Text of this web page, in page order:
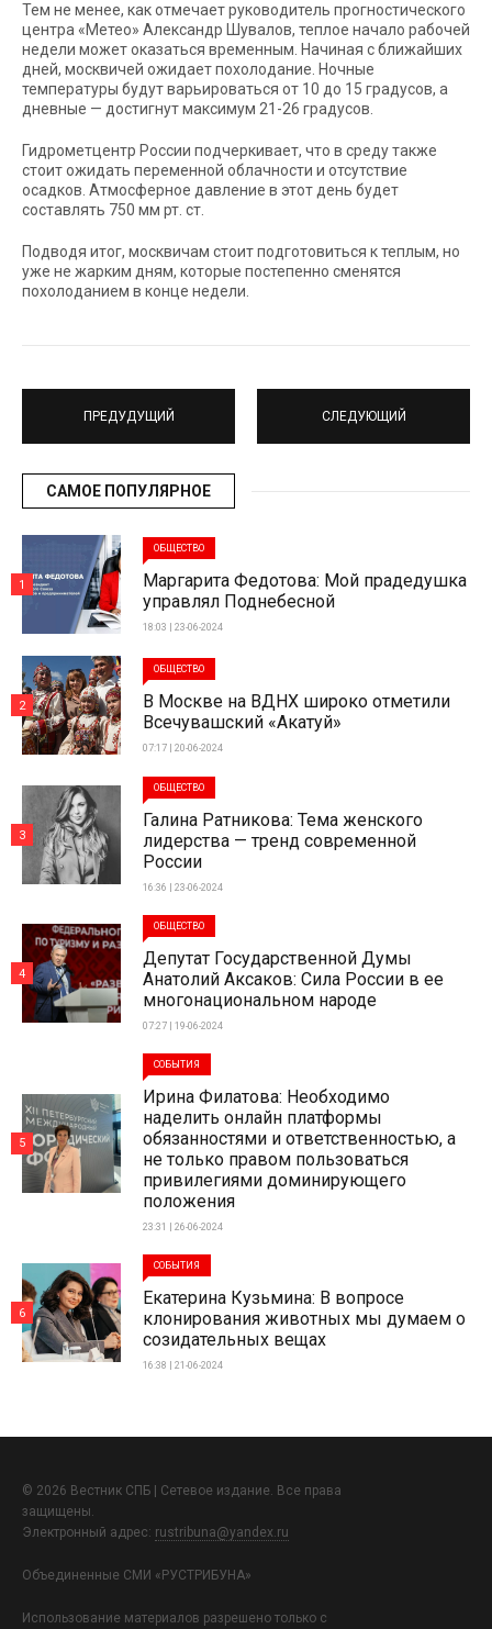
Тем не менее, как отмечает руководитель прогностического
центра «Метео» Александр Шувалов, теплое начало рабочей
недели может оказаться временным. Начиная с ближайших
дней, москвичей ожидает похолодание. Ночные
температуры будут варьироваться от 10 до 15 градусов, а
дневные — достигнут максимум 21-26 градусов.
Гидрометцентр России подчеркивает, что в среду также
стоит ожидать переменной облачности и отсутствие
осадков. Атмосферное давление в этот день будет
составлять 750 мм рт. ст.
Подводя итог, москвичам стоит подготовиться к теплым, но
уже не жарким дням, которые постепенно сменятся
похолоданием в конце недели.
ПРЕДУДУЩИЙ СЛЕДУЮЩИЙ
САМОЕ ПОПУЛЯРНОЕ
ОБЩЕСТВО
Маргарита Федотова: Мой прадедушка
управлял Поднебесной
18:03 | 23-06-2024
1
ОБЩЕСТВО
В Москве на ВДНХ широко отметили
Всечувашский «Акатуй»
07:17 | 20-06-2024
2
ОБЩЕСТВО
Галина Ратникова: Тема женского
лидерства — тренд современной
России
16:36 | 23-06-2024
3
ОБЩЕСТВО
Депутат Государственной Думы
Анатолий Аксаков: Сила России в ее
многонациональном народе
07:27 | 19-06-2024
4
СОБЫТИЯ
Ирина Филатова: Необходимо
наделить онлайн платформы
обязанностями и ответственностью, а
не только правом пользоваться
привилегиями доминирующего
положения
23:31 | 26-06-2024
5
СОБЫТИЯ
Екатерина Кузьмина: В вопросе
клонирования животных мы думаем о
созидательных вещах
16:38 | 21-06-2024
6
© 2026 Вестник СПБ | Сетевое издание. Все права
защищены.
Электронный адрес: rustribuna@yandex.ru
Объединенные СМИ «РУСТРИБУНА»
Использование материалов разрешено только с